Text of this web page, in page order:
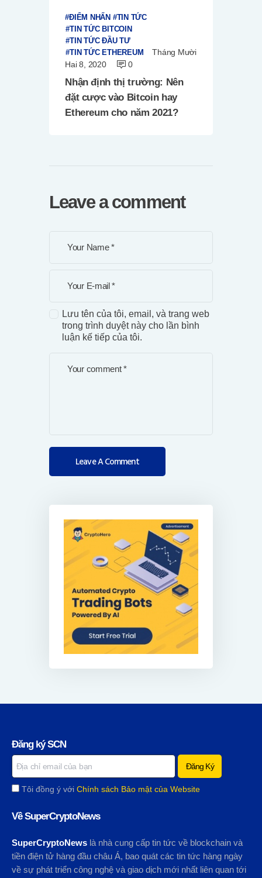
ĐIỂM NHẤN
TIN TỨC
TIN TỨC BITCOIN
TIN TỨC ĐẦU TƯ
TIN TỨC ETHEREUM
Tháng Mười
Hai 8, 2020
0
Nhận định thị trường: Nên
đặt cược vào Bitcoin hay
Ethereum cho năm 2021?
Leave a comment
Lưu tên của tôi, email, và trang web
trong trình duyệt này cho lần bình
luận kế tiếp của tôi.
Đăng ký SCN
Tôi đồng ý với Chính sách Bảo mật của Website
Về SuperCryptoNews
SuperCryptoNews là nhà cung cấp tin tức về blockchain và
tiền điện tử hàng đầu châu Á, bao quát các tin tức hàng ngày
về sự phát triển công nghệ và giao dịch mới nhất liên quan tới